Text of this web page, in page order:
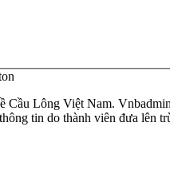
Cầu Lông Việt Nam.
tin do thành viên đưa lên